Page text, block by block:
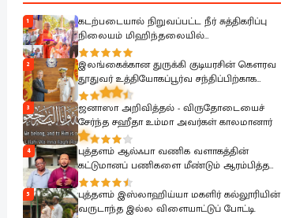
1
கடற்படையால் நிறுவப்பட்ட நீர் சுத்திகரிப்பு
நிலையம் மிஹிந்தலையில்
பொதுமக்களுக்காக கையளிக்கப்பட்டது
2
இலங்கைக்கான துருக்கி குடியரசின் கௌரவ
தூதுவர் உத்தியோகப்பூர்வ சந்திப்பிற்காக
கடற்படை தளபதியை சந்தித்தார்
3
ஜனாஸா அறிவித்தல் - விருதோடையைச்
சேர்ந்த சஹீதா உம்மா அவர்கள் காலமானார்
4
புத்தளம் ஆல்ஃபா வணிக வளாகத்தின்
கட்டுமானப் பணிகளை மீண்டும் ஆரம்பித்த
மேயர்
5
புத்தளம் இஸ்லாஹிய்யா மகளிர் கல்லூரியின்
வருடாந்த இல்ல விளையாட்டுப் போட்டி.